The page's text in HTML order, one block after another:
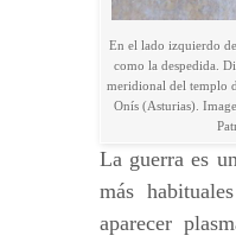
En el lado izquierdo
como la despedida.
meridional del templo
Onís (Asturias).
La guerra es
más
aparecer